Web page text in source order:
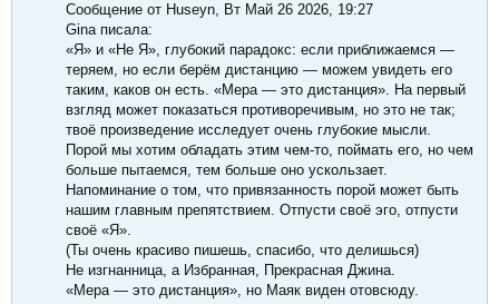
Сообщение от Huseyn, Вт Май 26 2026, 19:27
Gina писала:
«Я» и «Не Я», глубокий парадокс: если приближаемся —
теряем, но если берём дистанцию — можем увидеть его
таким, каков он есть. «Мера — это дистанция». На первый
взгляд может показаться противоречивым, но это не так;
твоё произведение исследует очень глубокие мысли.
Порой мы хотим обладать этим чем-то, поймать его, но чем
больше пытаемся, тем больше оно ускользает.
Напоминание о том, что привязанность порой может быть
нашим главным препятствием. Отпусти своё эго, отпусти
своё «Я».
(Ты очень красиво пишешь, спасибо, что делишься)
Не изгнанница, а Избранная, Прекрасная Джина.
«Мера — это дистанция», но Маяк виден отовсюду.